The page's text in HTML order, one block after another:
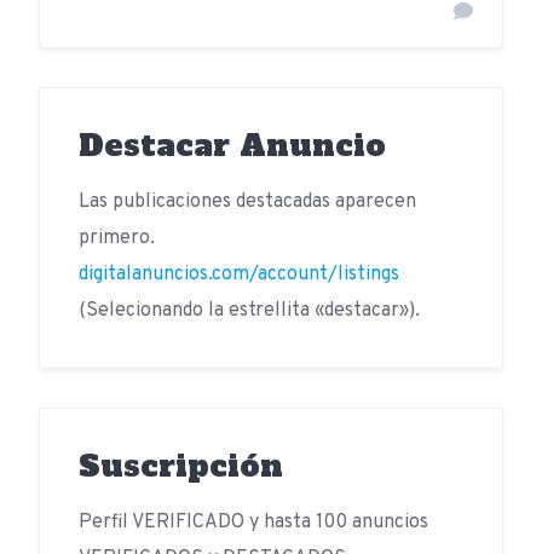
Destacar Anuncio
Las publicaciones destacadas aparecen
primero.
digitalanuncios.com/account/listings
(Selecionando la estrellita «destacar»).
Suscripción
Perfil VERIFICADO y hasta 100 anuncios